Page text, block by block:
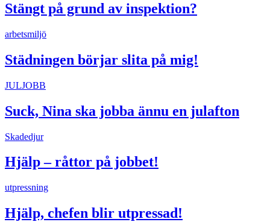
Stängt på grund av inspektion?
arbetsmiljö
Städningen börjar slita på mig!
JULJOBB
Suck, Nina ska jobba ännu en julafton
Skadedjur
Hjälp – råttor på jobbet!
utpressning
Hjälp, chefen blir utpressad!